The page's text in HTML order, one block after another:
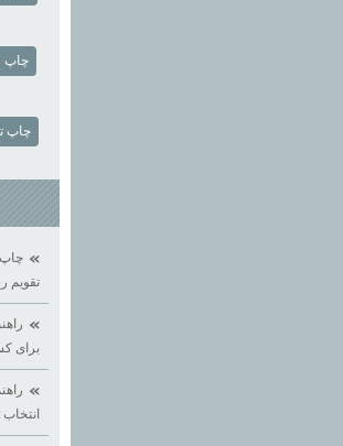
چاپ
چاپ
تقویم
برای
انتخاب